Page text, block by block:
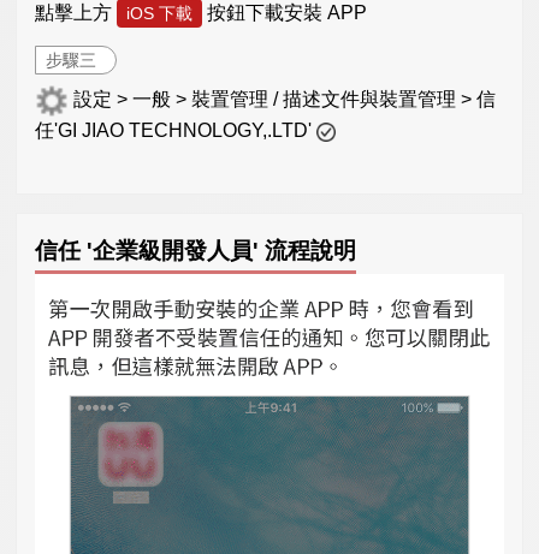
點擊上方 iOS 下載 按鈕下載安裝 APP
步驟三
設定 > 一般 > 裝置管理 / 描述文件與裝置管理 > 信
任'GI JIAO TECHNOLOGY,.LTD'
信任 '企業級開發人員' 流程說明